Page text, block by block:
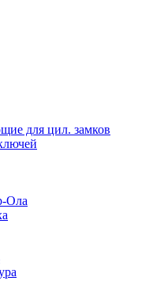
для цил. замков
Ола